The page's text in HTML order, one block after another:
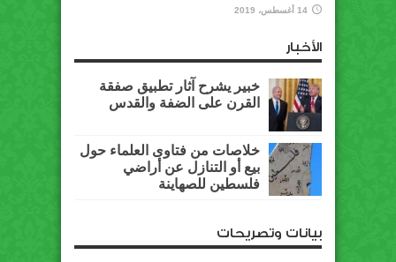
14 أغسطس، 2019
الأخبار
خبير يشرح آثار تطبيق صفقة
القرن على الضفة والقدس
خلاصات من فتاوى العلماء حول
بيع أو التنازل عن أراضي
فلسطين للصهاينة
بيانات وتصريحات